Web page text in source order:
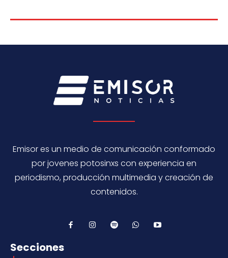
Emisor es un medio de comunicación conformado
por jovenes potosinxs con experiencia en
periodismo, producción multimedia y creación de
contenidos.
Secciones